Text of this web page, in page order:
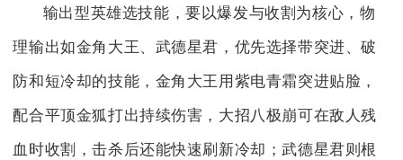
输出型英雄选技能，要以爆发与收割为核心，物
理输出如金角大王、武德星君，优先选择带突进、破
防和短冷却的技能，金角大王用紫电青霜突进贴脸，
配合平顶金狐打出持续伤害，大招八极崩可在敌人残
血时收割，击杀后还能快速刷新冷却；武德星君则根